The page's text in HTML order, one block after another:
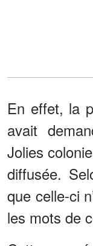
En effet, la
avait
Jolies
diffusée.
que celle-ci
les mots de